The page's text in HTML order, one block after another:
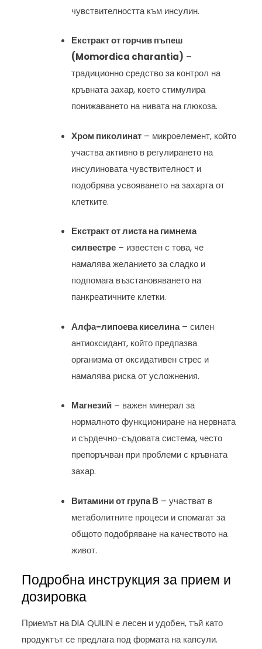
чувствителността към инсулин.
Екстракт от горчив пъпеш
(Momordica charantia) –
традиционно средство за контрол на
кръвната захар, което стимулира
понижаването на нивата на глюкоза.
Хром пиколинат – микроелемент, който
участва активно в регулирането на
инсулиновата чувствителност и
подобрява усвояването на захарта от
клетките.
Екстракт от листа на гимнема
силвестре – известен с това, че
намалява желанието за сладко и
подпомага възстановяването на
панкреатичните клетки.
Алфа-липоева киселина– силен
антиоксидант, който предпазва
организма от оксидативен стрес и
намалява риска от усложнения.
Магнезий – важен минерал за
нормалното функциониране на нервната
и сърдечно-съдовата система, често
препоръчван при проблеми с кръвната
захар.
Витамини от група В – участват в
метаболитните процеси и спомагат за
общото подобряване на качеството на
живот.
Подробна инструкция за прием и
дозировка
Приемът на DIA QUILIN е лесен и удобен, тъй като
продуктът се предлага под формата на капсули.